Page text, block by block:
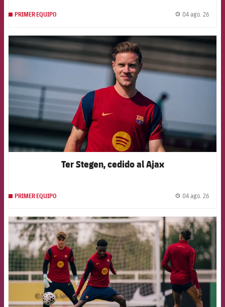
PRIMER EQUIPO 04 ago. 26
FCB Barcelona badge
Ter Stegen, cedido al Ajax
PRIMER EQUIPO 04 ago. 26
FCB Barcelona badge